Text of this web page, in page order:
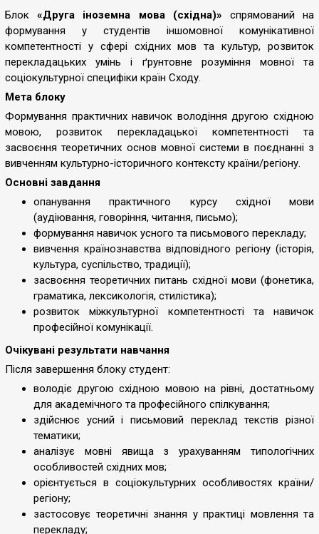
Блок «Друга іноземна мова (східна)» спрямований на
формування у студентів іншомовної комунікативної
компетентності у сфері східних мов та культур, розвиток
перекладацьких умінь і ґрунтовне розуміння мовної та
соціокультурної специфіки країн Сходу.
Мета блоку
Формування практичних навичок володіння другою східною
мовою, розвиток перекладацької компетентності та
засвоєння теоретичних основ мовної системи в поєднанні з
вивченням культурно-історичного контексту країни/регіону.
Основні завдання
опанування практичного курсу східної мови
(аудіювання, говоріння, читання, письмо);
формування навичок усного та письмового перекладу;
вивчення країнознавства відповідного регіону (історія,
культура, суспільство, традиції);
засвоєння теоретичних питань східної мови (фонетика,
граматика, лексикологія, стилістика);
розвиток міжкультурної компетентності та навичок
професійної комунікації.
Очікувані результати навчання
Після завершення блоку студент:
володіє другою східною мовою на рівні, достатньому
для академічного та професійного спілкування;
здійснює усний і письмовий переклад текстів різної
тематики;
аналізує мовні явища з урахуванням типологічних
особливостей східних мов;
орієнтується в соціокультурних особливостях країни/
регіону;
застосовує теоретичні знання у практиці мовлення та
перекладу;